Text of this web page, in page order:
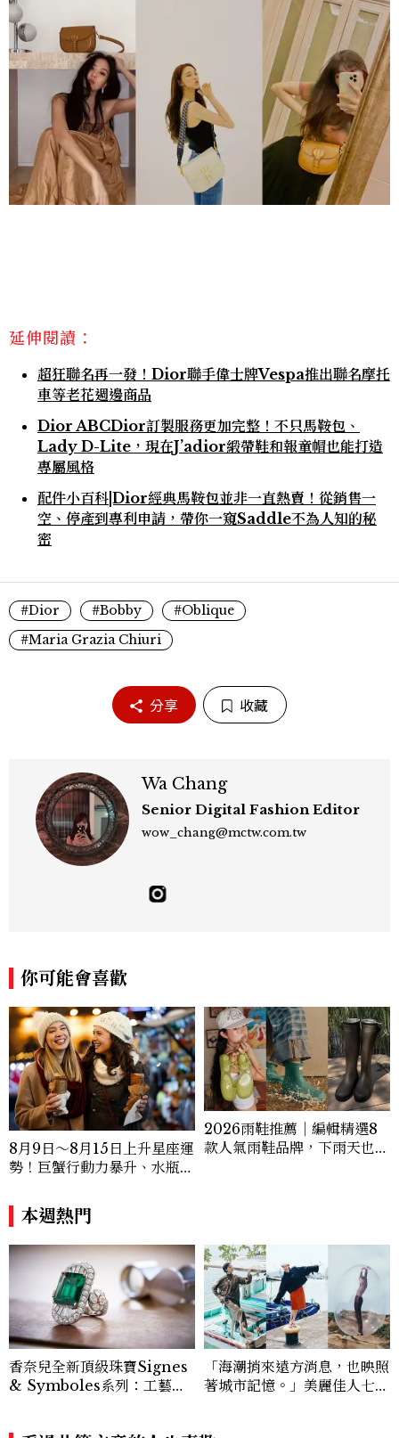
延伸閱讀：
超狂聯名再一發！Dior聯手偉士牌Vespa推出聯名摩托
車等老花週邊商品
Dior ABCDior訂製服務更加完整！不只馬鞍包、
Lady D-Lite，現在J’adior緞帶鞋和報童帽也能打造
專屬風格
配件小百科|Dior經典馬鞍包並非一直熱賣！從銷售一
空、停產到專利申請，帶你一窺Saddle不為人知的秘
密
#Dior #Bobby
#Oblique
#Maria Grazia Chiuri
分享 收藏
Wa Chang
Senior Digital Fashion Editor
wow_chang@mctw.com.tw
你可能會喜歡
8月9日～8月15日上升星座運
勢！巨蟹行動力暴升、水瓶迎
2026雨鞋推薦｜編輯精選8
款人氣雨鞋品牌，下雨天也能
本週熱門
香奈兒全新頂級珠寶Signes
& Symboles系列：工藝解
「海潮捎來遠方消息，也映照
著城市記憶。」美麗佳人七月